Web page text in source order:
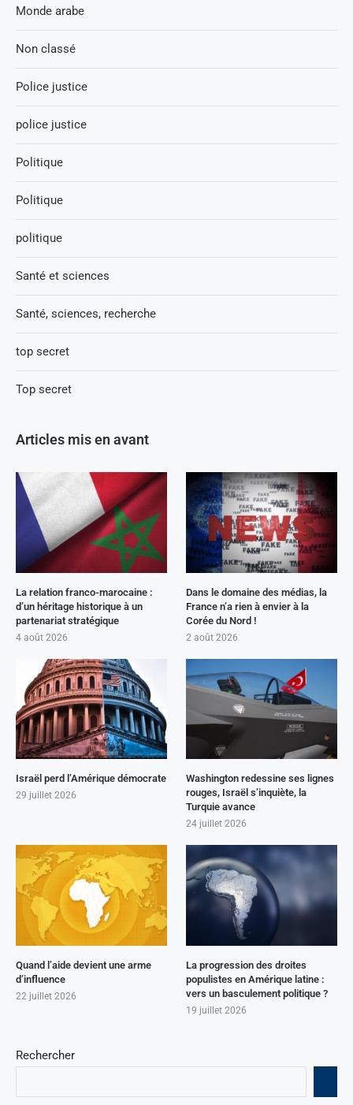
Rechercher
Monde arabe
Non classé
Police justice
police justice
Politique
Politique
politique
Santé et sciences
Santé, sciences, recherche
top secret
Top secret
Articles mis en avant
La relation franco-marocaine :
d’un héritage historique à un
partenariat stratégique
4 août 2026
Dans le domaine des médias, la
France n’a rien à envier à la
Corée du Nord !
2 août 2026
Israël perd l’Amérique démocrate
29 juillet 2026
Washington redessine ses lignes
rouges, Israël s’inquiète, la
Turquie avance
24 juillet 2026
Quand l’aide devient une arme
d’influence
22 juillet 2026
La progression des droites
populistes en Amérique latine :
vers un basculement politique ?
19 juillet 2026